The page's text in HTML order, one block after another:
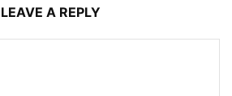
LEAVE A REPLY